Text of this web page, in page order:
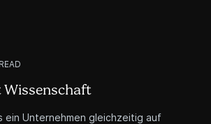
ein Unternehmen gleichzeitig auf